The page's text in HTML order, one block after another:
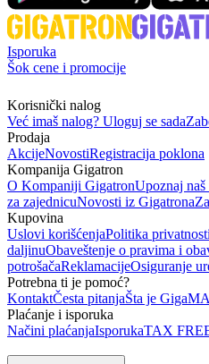
Isporuka
Šok cene i promocije
Korisnički nalog
Već imaš nalog? Uloguj se sada
Prodaja
AkcijeNovostiRegistracija poklona
Kompanija Gigatron
O Kompaniji GigatronUpoznaj naš
za zajednicuNovosti iz Gigatrona
Kupovina
Uslovi korišćenjaPolitika privatnosti
daljinuObaveštenje o pravima i
potrošačaReklamacijeOsiguranje
Potrebna ti je pomoć?
KontaktČesta pitanjaŠta je
Plaćanje i isporuka
Načini plaćanjaIsporukaTAX